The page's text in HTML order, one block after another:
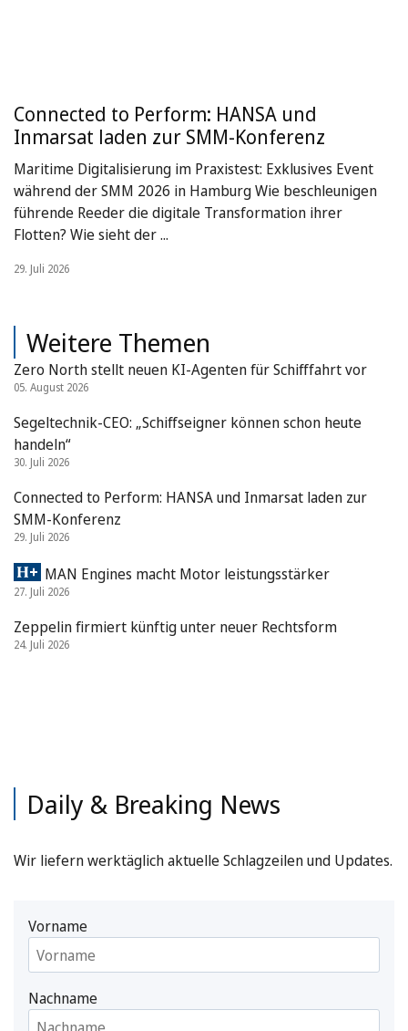
Connected to Perform: HANSA und
Inmarsat laden zur SMM-Konferenz
Maritime Digitalisierung im Praxistest: Exklusives Event
während der SMM 2026 in Hamburg Wie beschleunigen
führende Reeder die digitale Transformation ihrer
Flotten? Wie sieht der ...
29. Juli 2026
Weitere Themen
Zero North stellt neuen KI-Agenten für Schifffahrt vor
05. August 2026
Segeltechnik-CEO: „Schiffseigner können schon heute
handeln“
30. Juli 2026
Connected to Perform: HANSA und Inmarsat laden zur
SMM-Konferenz
29. Juli 2026
MAN Engines macht Motor leistungsstärker
27. Juli 2026
Zeppelin firmiert künftig unter neuer Rechtsform
24. Juli 2026
Daily & Breaking News
Wir liefern werktäglich aktuelle Schlagzeilen und Updates.
Vorname
Nachname